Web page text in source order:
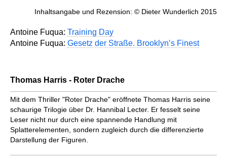
Inhaltsangabe und Rezension: © Dieter Wunderlich 2015
Antoine Fuqua: Training Day
Antoine Fuqua: Gesetz der Straße. Brooklyn’s Finest
Thomas Harris - Roter Drache
Mit dem Thriller "Roter Drache" eröffnete Thomas Harris seine
schaurige Trilogie über Dr. Hannibal Lecter. Er fesselt seine
Leser nicht nur durch eine spannende Handlung mit
Splatterelementen, sondern zugleich durch die differenzierte
Darstellung der Figuren.